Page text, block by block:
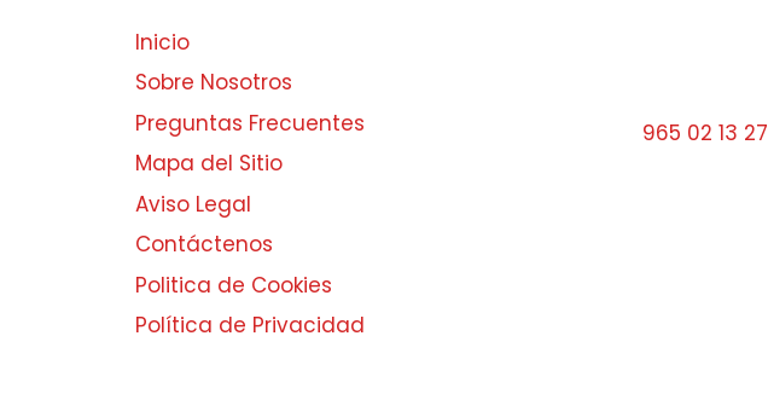
Inicio
Sobre Nosotros
Preguntas Frecuentes
Mapa del Sitio
Aviso Legal
Contáctenos
Politica de Cookies
Política de Privacidad
965 02 13 27